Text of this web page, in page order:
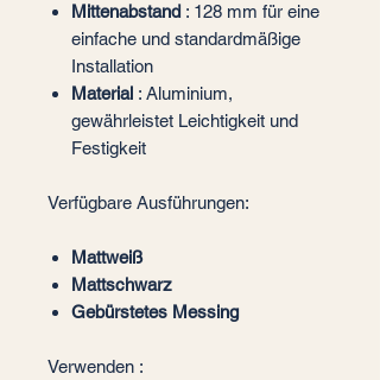
Mittenabstand : 128 mm für eine
einfache und standardmäßige
Installation
Material : Aluminium,
gewährleistet Leichtigkeit und
Festigkeit
Verfügbare Ausführungen:
Mattweiß
Mattschwarz
Gebürstetes Messing
Verwenden :